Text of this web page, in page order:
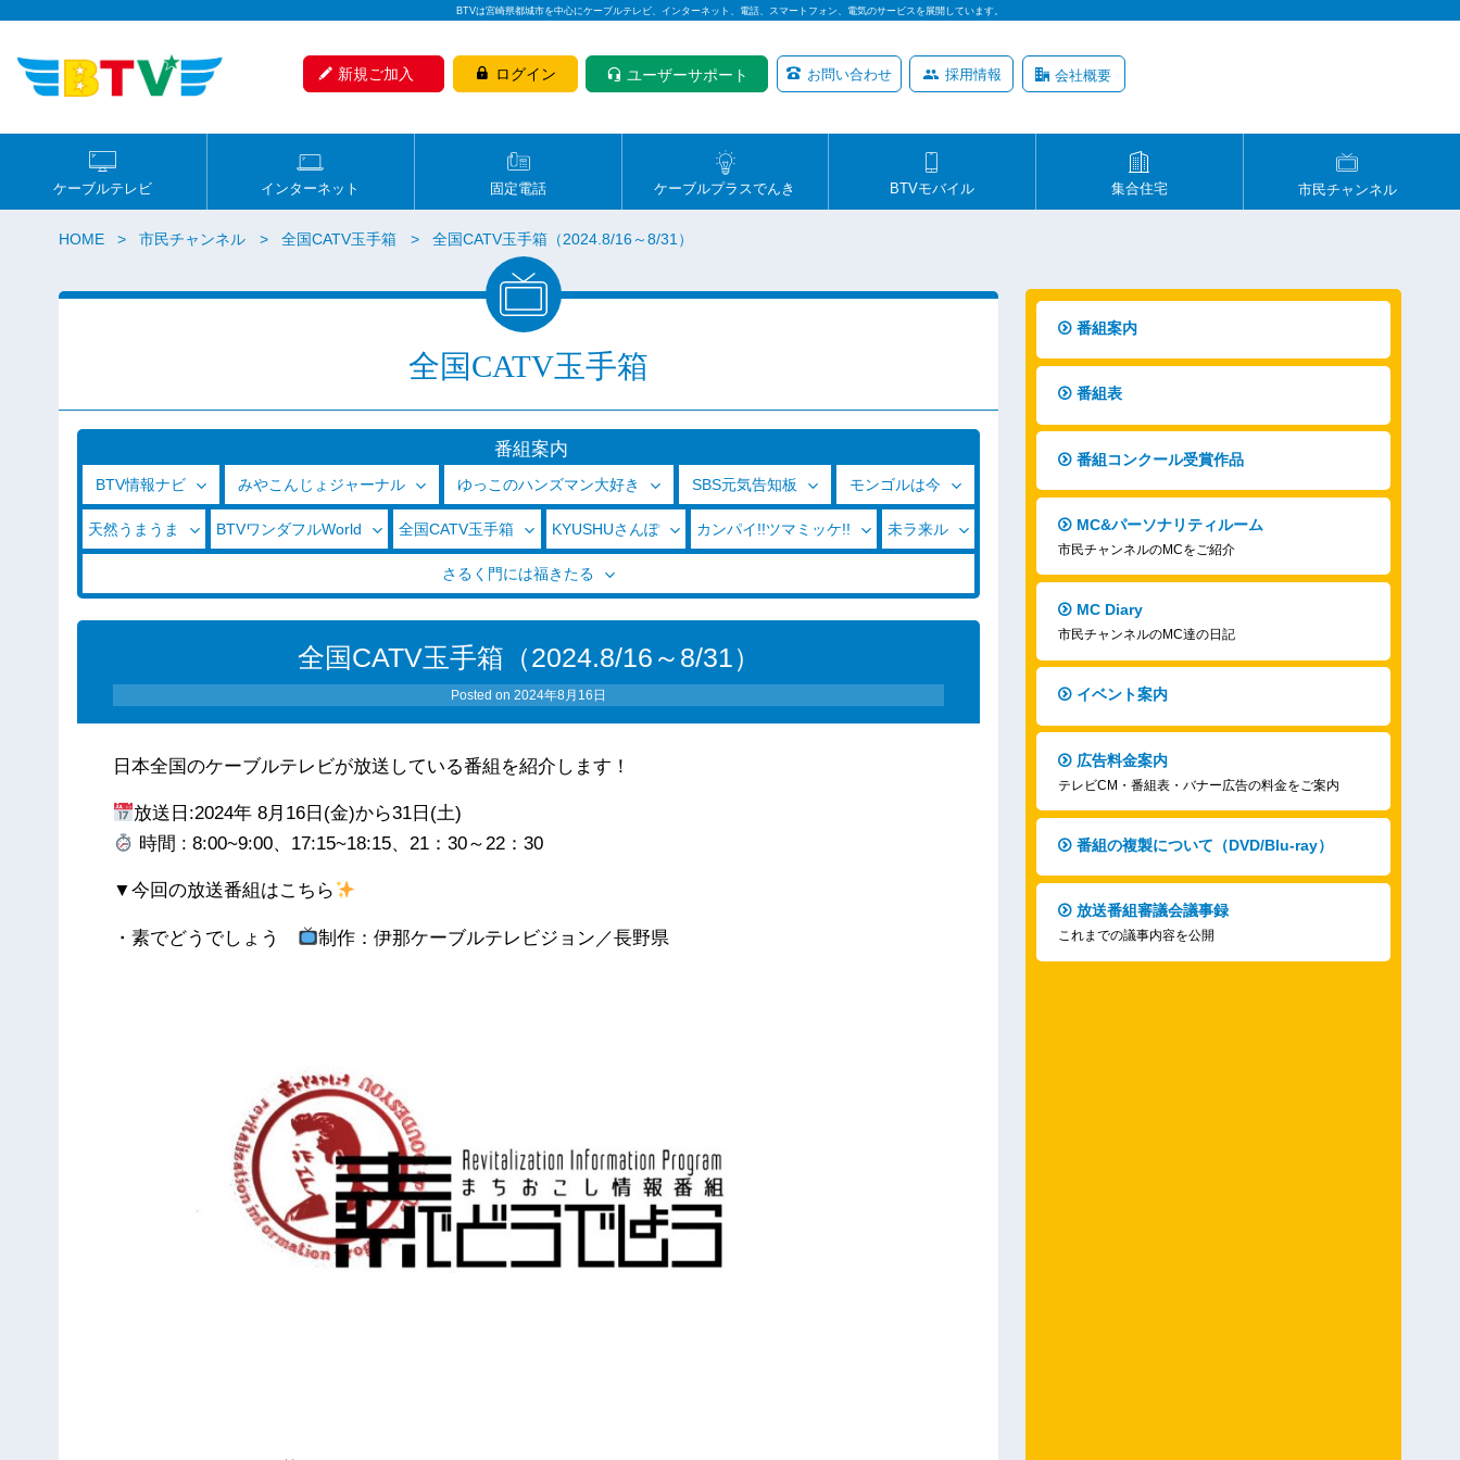
BTVは宮崎県都城市を中心にケーブルテレビ、インターネット、電話、スマートフォン、電気のサービスを展開しています。
新規ご加入 ログイン ユーザーサポート お問い合わせ 採用情報 会社概要
ケーブルテレビ インターネット 固定電話 ケーブルプラスでんき BTVモバイル 集合住宅 市民チャンネル
HOME 市民チャンネル 全国CATV玉手箱 全国CATV玉手箱（2024.8/16～8/31）
全国CATV玉手箱
番組案内
BTV情報ナビ みやこんじょジャーナル ゆっこのハンズマン大好き SBS元気告知板 モンゴルは今
天然うまうま BTVワンダフルWorld 全国CATV玉手箱 KYUSHUさんぽ カンパイ!!ツマミッケ!! 未ラ来ル
さるく門には福きたる
全国CATV玉手箱（2024.8/16～8/31）
Posted on2024年8月16日
日本全国のケーブルテレビが放送している番組を紹介します！
放送日:2024年 8月16日(金)から31日(土)
時間 : 8:00~9:00、17:15~18:15、21：30～22：30
▼今回の放送番組はこちら
・素でどうでしょう 制作：伊那ケーブルテレビジョン／長野県
番組案内
番組表
番組コンクール受賞作品
MC&パーソナリティルーム
市民チャンネルのMCをご紹介
MC Diary
市民チャンネルのMC達の日記
イベント案内
広告料金案内
テレビCM・番組表・バナー広告の料金をご案内
番組の複製について（DVD/Blu-ray）
放送番組審議会議事録
これまでの議事内容を公開